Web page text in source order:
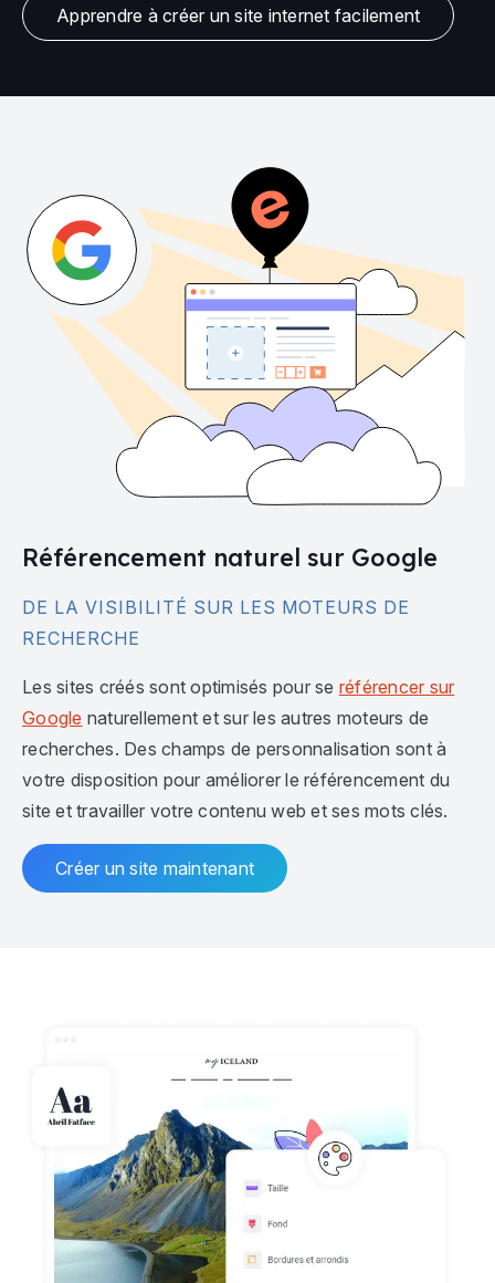
Apprendre à créer un site internet facilement
Référencement naturel sur Google
DE LA VISIBILITÉ SUR LES MOTEURS DE
RECHERCHE
Les sites créés sont optimisés pour se référencer sur
Google naturellement et sur les autres moteurs de
recherches. Des champs de personnalisation sont à
votre disposition pour améliorer le référencement du
site et travailler votre contenu web et ses mots clés.
Créer un site maintenant